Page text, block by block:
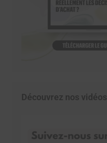
Découvrez nos vidéos